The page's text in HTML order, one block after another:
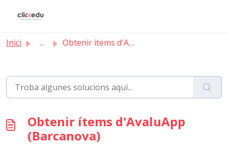
Inici ... Obtenir ítems d'AvaluApp (Barcanova)
Obtenir ítems d'AvaluApp
(Barcanova)